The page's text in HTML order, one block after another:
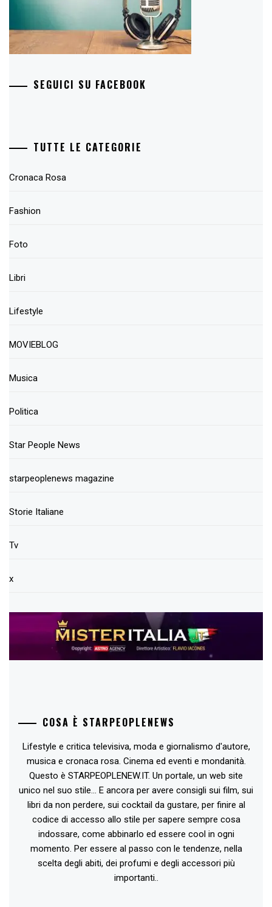
SEGUICI SU FACEBOOK
TUTTE LE CATEGORIE
Cronaca Rosa
Fashion
Foto
Libri
Lifestyle
MOVIEBLOG
Musica
Politica
Star People News
starpeoplenews magazine
Storie Italiane
Tv
x
COSA È STARPEOPLENEWS
Lifestyle e critica televisiva, moda e giornalismo d'autore,
musica e cronaca rosa. Cinema ed eventi e mondanità.
Questo è STARPEOPLENEW.IT. Un portale, un web site
unico nel suo stile... E ancora per avere consigli sui film, sui
libri da non perdere, sui cocktail da gustare, per finire al
codice di accesso allo stile per sapere sempre cosa
indossare, come abbinarlo ed essere cool in ogni
momento. Per essere al passo con le tendenze, nella
scelta degli abiti, dei profumi e degli accessori più
importanti..